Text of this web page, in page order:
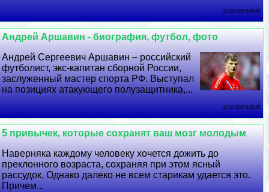
22 06 2026 9:42:50
Андрей Аршавин - биография, футбол, фото
Андрей Сергеевич Аршавин – российский
футболист, экс-капитан сборной России,
заслуженный мастер спорта РФ. Выступал
на позициях атакующего полузащитника,...
21 06 2026 9:50:45
5 привычек, которые сохранят ваш мозг молодым
Наверняка каждому человеку хочется дожить до
преклонного возраста, сохраняя при этом ясный
рассудок. Однако далеко не всем старикам удается это.
Причем...